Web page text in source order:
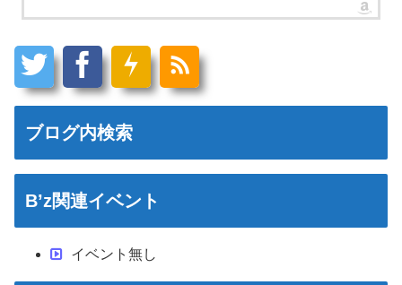
ブログ内検索
B’z関連イベント
イベント無し